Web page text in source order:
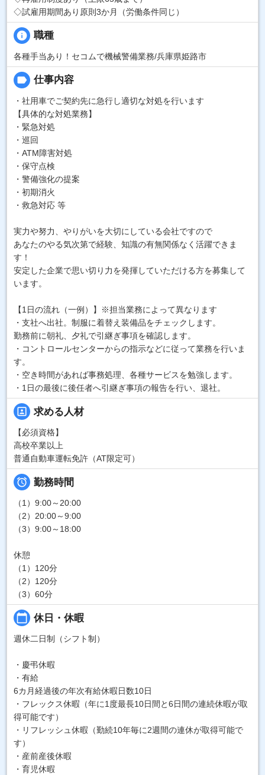
◇試雇用期間あり原則3か月（労働条件同じ）
info 職種
各種手当あり！セコムで機械警備業務/兵庫県姫路市
label 仕事内容
・社用車でご契約先に急行し適切な対処を行います
【具体的な対処業務】
・緊急対処
・巡回
・ATM障害対処
・保守点検
・警備強化の提案
・初期消火
・救急対応 等
実力や努力、やりがいを大切にしている会社ですので
あなたのやる気次第で経験、知識の有無関係なく活躍できま
す！
安定した企業で思い切り力を発揮していただける方を募集して
います。
【1日の流れ（一例）】※担当業務によって異なります
・支社へ出社。制服に着替え装備品をチェックします。
勤務前に朝礼、夕礼で引継ぎ事項を確認します。
・コントロールセンターからの指示などに従って業務を行いま
す。
・空き時間があれば事務処理、各種サービスを勉強します。
・1日の最後に後任者へ引継ぎ事項の報告を行い、退社。
portrait 求める人材
【必須資格】
高校卒業以上
普通自動車運転免許（AT限定可）
 勤務時間
（1）9:00～20:00
（2）20:00～9:00
（3）9:00～18:00
休憩
（1）120分
（2）120分
（3）60分
calendar_today 休日・休暇
週休二日制（シフト制）
・慶弔休暇
・有給
6カ月経過後の年次有給休暇日数10日
・フレックス休暇（年に1度最長10日間と6日間の連続休暇が取
得可能です）
・リフレッシュ休暇（勤続10年毎に2週間の連休が取得可能で
す）
・産前産後休暇
・育児休暇